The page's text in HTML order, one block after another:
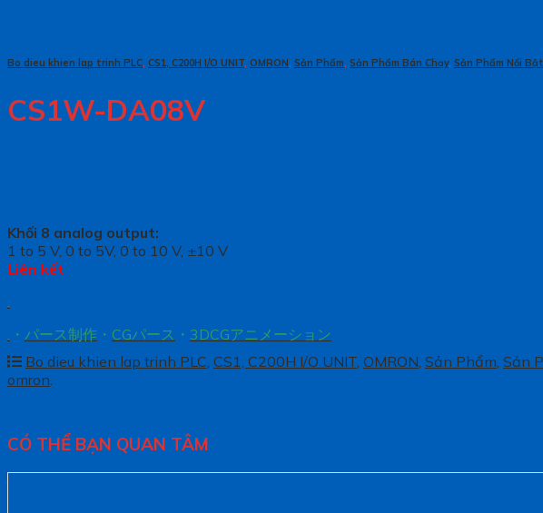
Bo dieu khien lap trinh PLC, CS1, C200H I/O UNIT, OMRON, Sản Phẩm, Sản Phẩm Bán Chạy, Sản Phẩm Nổi Bật
CS1W-DA08V
Khối 8 analog output:
1 to 5 V, 0 to 5V, 0 to 10 V, ±10 V
Liên kết
.
. ・ パース制作 ・ CGパース ・ 3DCGアニメーション
Bo dieu khien lap trinh PLC, CS1, C200H I/O UNIT, OMRON, Sản Phẩm, Sản
omron.
CÓ THỂ BẠN QUAN TÂM